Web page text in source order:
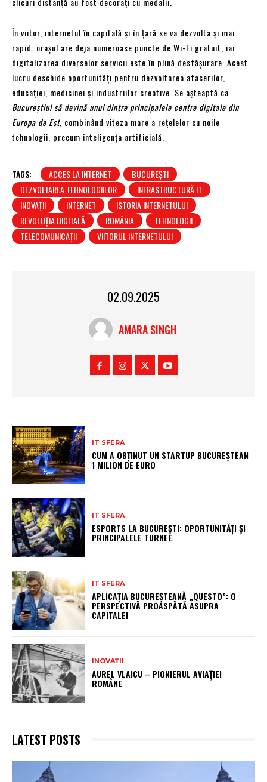
În viitor, internetul în capitală și în țară se va dezvolta și mai
rapid: orașul are deja numeroase puncte de Wi-Fi gratuit, iar
digitalizarea diverselor servicii este în plină desfășurare. Acest
lucru deschide oportunități pentru dezvoltarea afacerilor,
educației, medicinei și industriilor creative. Se așteaptă ca
Bucureștiul să devină unul dintre principalele centre digitale din
Europa de Est, combinând viteza mare a rețelelor cu noile
tehnologii, precum inteligența artificială.
TAGS: ACCES LA INTERNET
BUCUREȘTI
DEZVOLTAREA TEHNOLOGIILOR
INFRASTRUCTURĂ IT
INOVAȚII
INTERNET
ISTORIA INTERNETULUI
REVOLUȚIA DIGITALĂ
ROMÂNIA
TEHNOLOGII
TELECOMUNICAȚII
VIITORUL INTERNETULUI
02.09.2025
AMARA SINGH
IT SFERA
CUM A OBȚINUT UN STARTUP BUCUREȘTEAN
1 MILION DE EURO
IT SFERA
ESPORTS LA BUCUREȘTI: OPORTUNITĂȚI ȘI
PRINCIPALELE TURNEE
IT SFERA
APLICAȚIA BUCUREȘTEANĂ „QUESTO”: O
PERSPECTIVĂ PROASPĂTĂ ASUPRA
CAPITALEI
INOVAȚII
AUREL VLAICU – PIONIERUL AVIAȚIEI
ROMÂNE
LATEST POSTS